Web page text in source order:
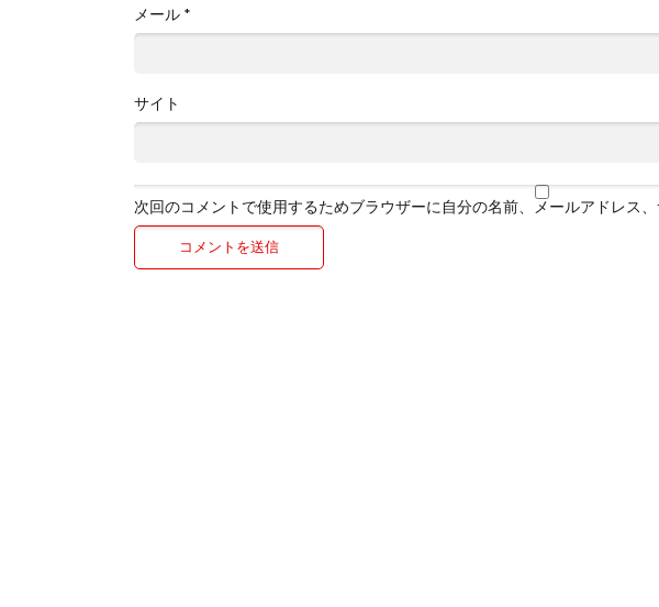
メール *
サイト
次回のコメントで使用するためブラウザーに自分の名前、メールアドレス、